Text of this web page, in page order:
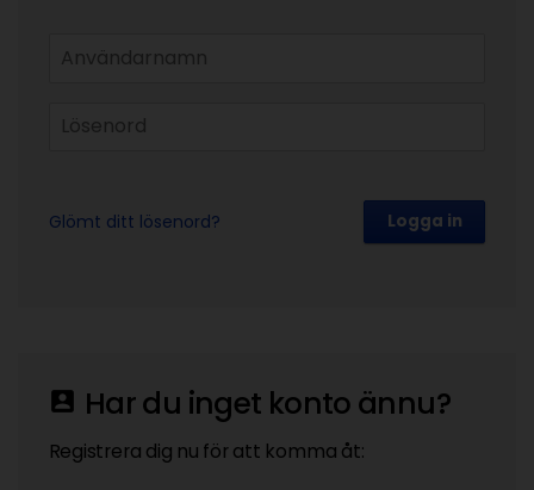
Glömt ditt lösenord? Logga in
account_box Har du inget konto ännu?
Registrera dig nu för att komma åt: